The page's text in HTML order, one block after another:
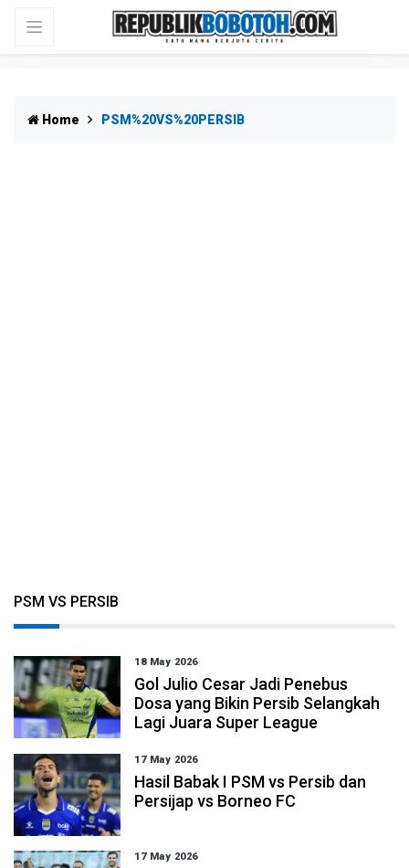
Home PSM%20VS%20PERSIB
PSM VS PERSIB
18 May 2026
Gol Julio Cesar Jadi Penebus
Dosa yang Bikin Persib Selangkah
Lagi Juara Super League
17 May 2026
Hasil Babak I PSM vs Persib dan
Persijap vs Borneo FC
17 May 2026